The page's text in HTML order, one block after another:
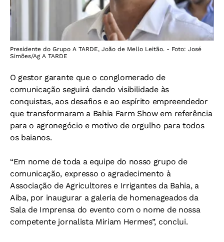
Presidente do Grupo A TARDE, João de Mello Leitão. - Foto: José
Simões/Ag A TARDE
O gestor garante que o conglomerado de
comunicação seguirá dando visibilidade às
conquistas, aos desafios e ao espírito empreendedor
que transformaram a Bahia Farm Show em referência
para o agronegócio e motivo de orgulho para todos
os baianos.
“Em nome de toda a equipe do nosso grupo de
comunicação, expresso o agradecimento à
Associação de Agricultores e Irrigantes da Bahia, a
Aiba, por inaugurar a galeria de homenageados da
Sala de Imprensa do evento com o nome de nossa
competente jornalista Miriam Hermes”, conclui.